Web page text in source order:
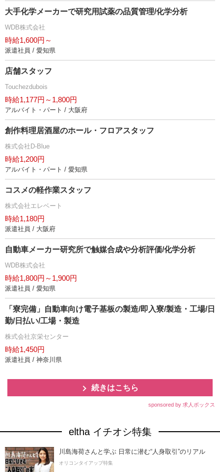
大手化学メーカーで研究用試薬の品質管理/化学分析
WDB株式会社
時給1,600円～
派遣社員 / 愛知県
店舗スタッフ
Touchezdubois
時給1,177円～1,800円
アルバイト・パート / 大阪府
創作料理居酒屋のホール・フロアスタッフ
株式会社D-Blue
時給1,200円
アルバイト・パート / 愛知県
コスメの軽作業スタッフ
株式会社エレベート
時給1,180円
派遣社員 / 大阪府
自動車メーカー研究所で触媒合成や分析評価/化学分析
WDB株式会社
時給1,800円～1,900円
派遣社員 / 愛知県
「寮完備」自動車向け電子基板の製造/即入寮/製造・工場/日
勤/日払い/工場・製造
株式会社京栄センター
時給1,450円
派遣社員 / 神奈川県
続きはこちら
sponsored by 求人ボックス
eltha イチオシ特集
川島海荷さんと学ぶ 日常に潜む“人身取引”のリアル
オリコンタイアップ特集